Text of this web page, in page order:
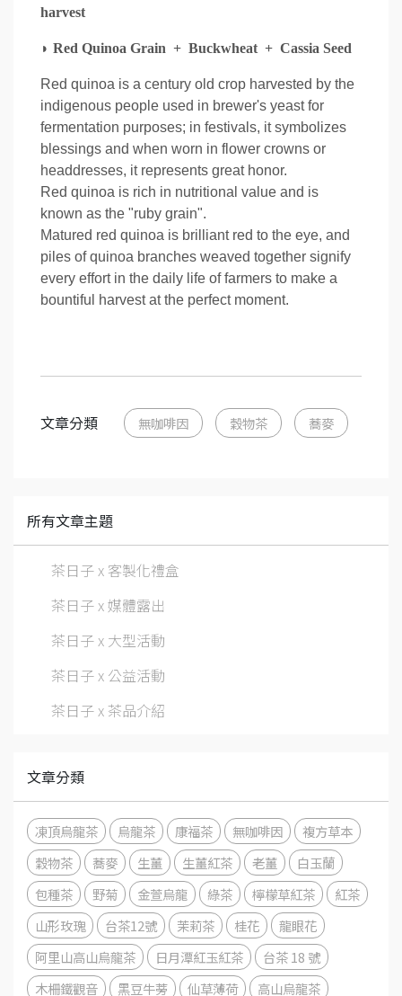
harvest
◗ Red Quinoa Grain + Buckwheat + Cassia Seed
Red quinoa is a century old crop harvested by the
indigenous people used in brewer's yeast for
fermentation purposes; in festivals, it symbolizes
blessings and when worn in flower crowns or
headdresses, it represents great honor.
Red quinoa is rich in nutritional value and is
known as the "ruby grain".
Matured red quinoa is brilliant red to the eye, and
piles of quinoa branches weaved together signify
every effort in the daily life of farmers to make a
bountiful harvest at the perfect moment.
文章分類 無咖啡因 穀物茶 蕎麥
所有文章主題
茶日子 x 客製化禮盒
茶日子 x 媒體露出
茶日子 x 大型活動
茶日子 x 公益活動
茶日子 x 茶品介紹
文章分類
凍頂烏龍茶 烏龍茶 康福茶 無咖啡因
複方草本
穀物茶
蕎麥 生薑 生薑紅茶 老薑
白玉蘭
包種茶
野菊 金萱烏龍 綠茶 檸檬草紅茶
紅茶
山形玫瑰
台茶12號 茉莉茶 桂花
龍眼花
阿里山高山烏龍茶
日月潭紅玉紅茶
台茶 18 號
木柵鐵觀音
黑豆牛蒡 仙草薄荷
高山烏龍茶